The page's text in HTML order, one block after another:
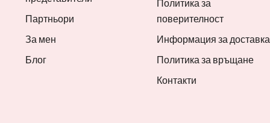
Партньори
За мен
Блог
Политика за
поверителност
Информация за доставка
Политика за връщане
Контакти